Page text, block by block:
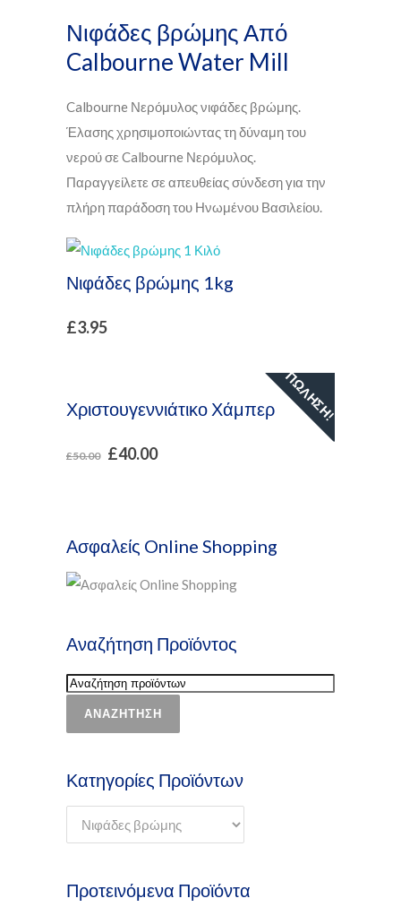
Νιφάδες βρώμης Από
Calbourne Water Mill
Calbourne Νερόμυλος νιφάδες βρώμης.
Έλασης χρησιμοποιώντας τη δύναμη του
νερού σε Calbourne Νερόμυλος.
Παραγγείλετε σε απευθείας σύνδεση για την
πλήρη παράδοση του Ηνωμένου Βασιλείου.
Νιφάδες βρώμης 1kg
£3.95
ΠΏΛΗΣΗ!
Χριστουγεννιάτικο Χάμπερ
£50.00 £40.00
Ασφαλείς Online Shopping
Αναζήτηση Προϊόντος
ΑΝΑΖΉΤΗΣΗ
Κατηγορίες Προϊόντων
Προτεινόμενα Προϊόντα